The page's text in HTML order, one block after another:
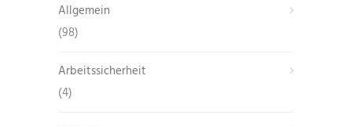
Allgemein
(98)
Arbeitssicherheit
(4)